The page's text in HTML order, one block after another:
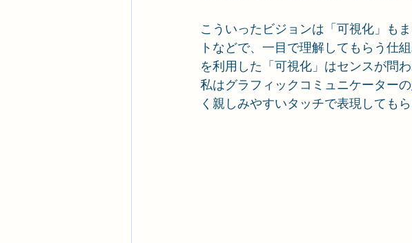
こういったビジョンは「可視化」も
トなどで、一目で理解してもらう仕
を利用した「可視化」はセンスが問
私はグラフィックコミュニケーターの
く親しみやすいタッチで表現しても